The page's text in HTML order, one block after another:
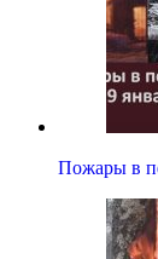
Пожары в